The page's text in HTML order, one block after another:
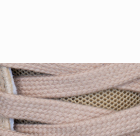
RANDOM
DINOSAUR JR.
2026.08.06